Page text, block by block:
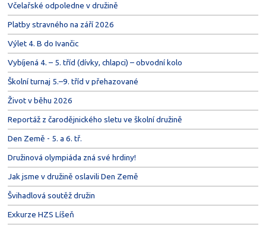
Včelařské odpoledne v družině
Platby stravného na září 2026
Výlet 4. B do Ivančic
Vybíjená 4. – 5. tříd (dívky, chlapci) – obvodní kolo
Školní turnaj 5.–9. tříd v přehazované
Život v běhu 2026
Reportáž z čarodějnického sletu ve školní družině
Den Země - 5. a 6. tř.
Družinová olympiáda zná své hrdiny!
Jak jsme v družině oslavili Den Země
Švihadlová soutěž družin
Exkurze HZS Líšeň